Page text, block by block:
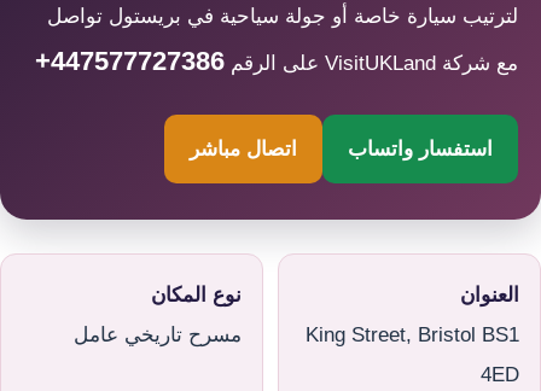
لترتيب سيارة خاصة أو جولة سياحية في بريستول تواصل
مع شركة VisitUKLand على الرقم +447577727386
استفسار واتساب اتصال مباشر
العنوان
King Street, Bristol BS1
4ED
نوع المكان
مسرح تاريخي عامل